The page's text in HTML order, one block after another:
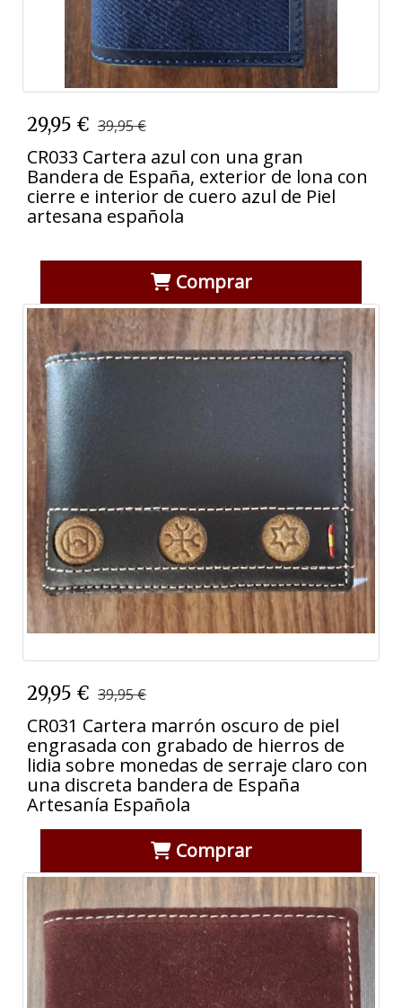
29,95 € 39,95 €
CR033 Cartera azul con una gran
Bandera de España, exterior de lona con
cierre e interior de cuero azul de Piel
artesana española
Comprar
29,95 € 39,95 €
CR031 Cartera marrón oscuro de piel
engrasada con grabado de hierros de
lidia sobre monedas de serraje claro con
una discreta bandera de España
Artesanía Española
Comprar